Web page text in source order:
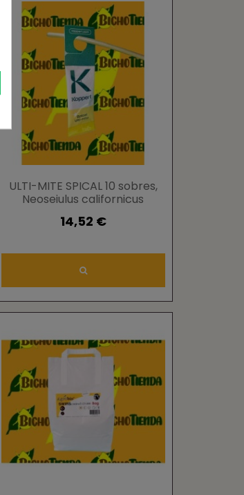
ULTI-MITE SPICAL 10 sobres,
Neoseiulus californicus
14,52 €